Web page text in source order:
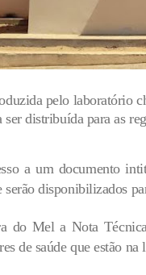
pelo laboratório
distribuída para as
a um documento
serão disponibilizados
do Mel a Nota
de saúde que estão